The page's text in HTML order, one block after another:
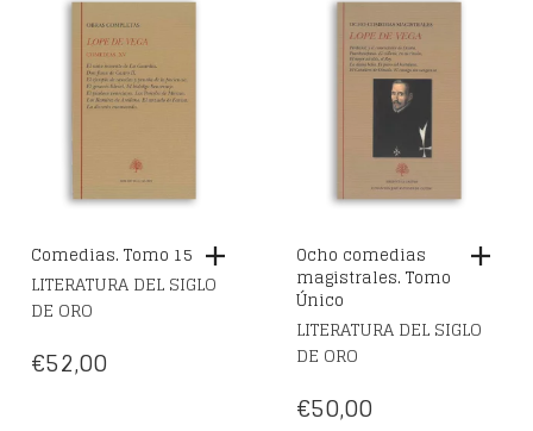
Comedias. Tomo 15
LITERATURA DEL SIGLO
DE ORO
€52,00
Ocho comedias
magistrales. Tomo
Único
LITERATURA DEL SIGLO
DE ORO
€50,00